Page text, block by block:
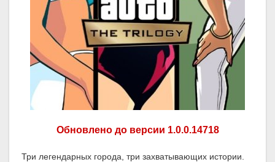
Обновлено до версии 1.0.0.14718
Три легендарных города, три захватывающих истории.